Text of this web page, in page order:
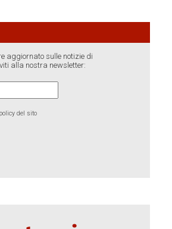
aggiornato sulle notizie di
alla nostra newsletter:
del sito